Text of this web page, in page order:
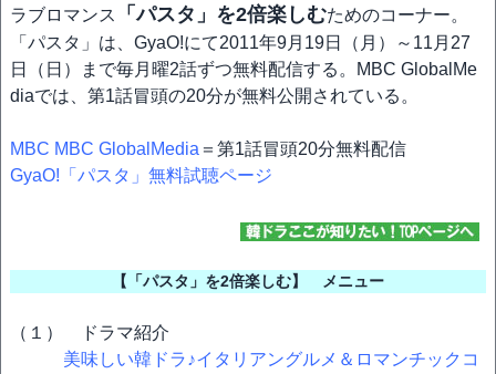
ラブロマンス
「パスタ」を2倍楽しむためのコーナー。
「パスタ」は、GyaO!にて2011年9月19日（月）～11月27
日（日）まで毎月曜2話ずつ無料配信する。MBC GlobalMe
diaでは、第1話冒頭の20分が無料公開されている。
MBC MBC GlobalMedia ＝第1話冒頭20分無料配信
GyaO!「パスタ」無料試聴ページ
【「パスタ」を2倍楽しむ】 メニュー
（１） ドラマ紹介
美味しい韓ドラ♪イタリアングルメ＆ロマンチックコ